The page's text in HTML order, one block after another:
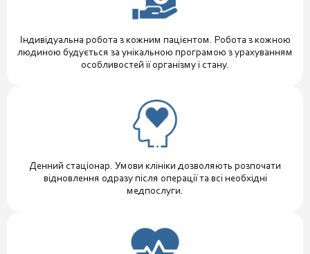
Індивідуальна робота з кожним пацієнтом. Робота з кожною
людиною будується за унікальною програмою з урахуванням
особливостей її організму і стану.
Денний стаціонар. Умови клініки дозволяють розпочати
відновлення одразу після операції та всі необхідні
медпослуги.